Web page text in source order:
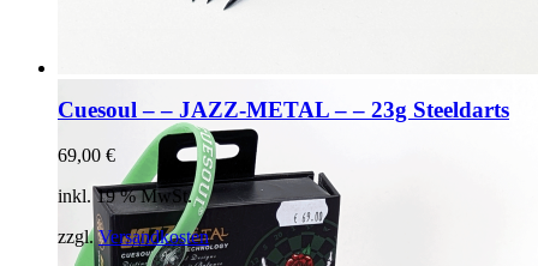
Cuesoul – – JAZZ-METAL – – 23g Steeldarts
69,00 €
inkl. 19 % MwSt.
zzgl.Versandkosten